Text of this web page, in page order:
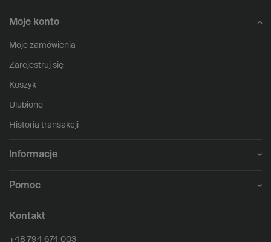
Moje konto
Moje zamówienia
Zarejestruj się
Koszyk
Ulubione
Historia transakcji
Informacje
Pomoc
Kontakt
+48 794 674 003